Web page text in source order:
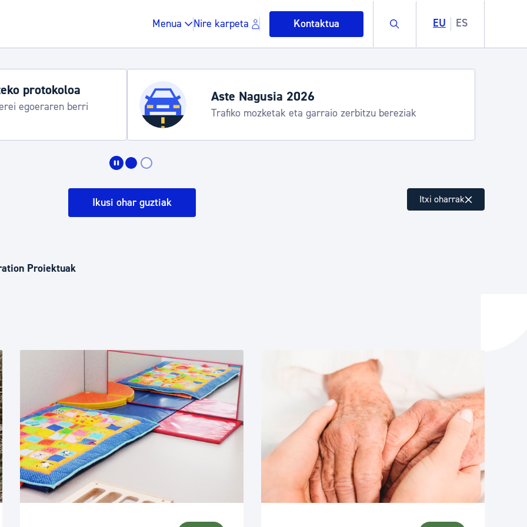
Menua Nire karpeta Kontaktua Buscar EU ES
Gune publikoa, hondakinak eta ingurumena
Berdintasuna, Giza Eskubideak eta bizikidetza
Kultura
Turismoa
Udako ordutegiak eta zerbitzuak
Udalinfo, Donostia Kirola, Donostia Kultura, San Telmo,
Urgull, Hondalea, Turismoa
Ikusi ohar guztiak Itxi oharrak
Proiektuak